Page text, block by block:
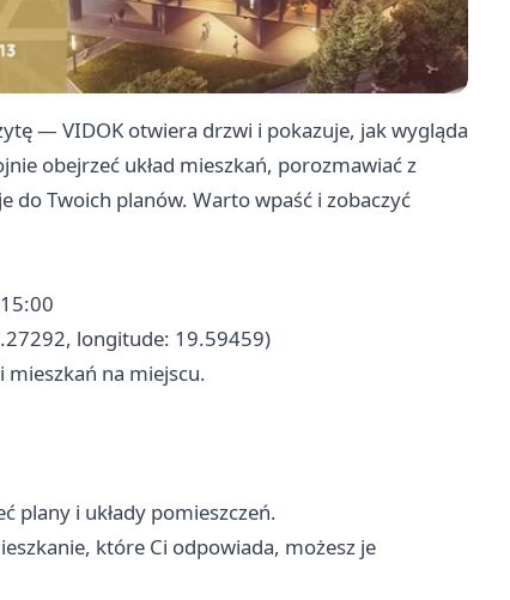
— VIDOK otwiera drzwi i pokazuje, jak wygląda
obejrzeć układ mieszkań, porozmawiać z
do Twoich planów. Warto wpaść i zobaczyć
longitude: 19.59459)
mieszkań na miejscu.
plany i układy pomieszczeń.
które Ci odpowiada, możesz je